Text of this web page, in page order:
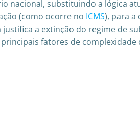
nacional, substituindo a lógica
(como ocorre no ICMS), para a
a extinção do regime de
fatores de complexidade